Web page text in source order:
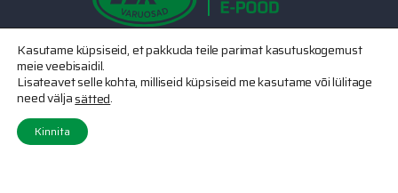
Võta meiega ühendust
(+372) 507 0436
Kasutame küpsiseid, et pakkuda teile parimat kasutuskogemust
meie veebisaidil.
Lisateavet selle kohta, milliseid küpsiseid me kasutame või lülitage
need väljasätted.
Kinnita